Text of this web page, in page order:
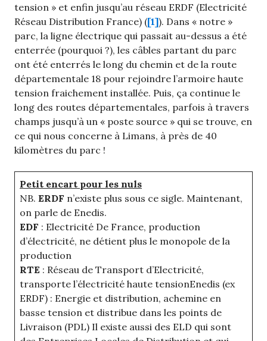
tension » et enfin jusqu’au réseau ERDF (Electricité
Réseau Distribution France) ([1]). Dans « notre »
parc, la ligne électrique qui passait au-dessus a été
enterrée (pourquoi ?), les câbles partant du parc
ont été enterrés le long du chemin et de la route
départementale 18 pour rejoindre l’armoire haute
tension fraichement installée. Puis, ça continue le
long des routes départementales, parfois à travers
champs jusqu’à un « poste source » qui se trouve, en
ce qui nous concerne à Limans, à près de 40
kilomètres du parc !
Petit encart pour les nuls
NB. ERDF n’existe plus sous ce sigle. Maintenant,
on parle de Enedis.
EDF : Electricité De France, production
d’électricité, ne détient plus le monopole de la
production
RTE : Réseau de Transport d’Electricité,
transporte l’électricité haute tensionEnedis (ex
ERDF) : Energie et distribution, achemine en
basse tension et distribue dans les points de
Livraison (PDL) Il existe aussi des ELD qui sont